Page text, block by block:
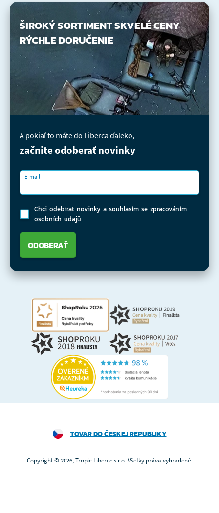
ŠIROKÝ SORTIMENTSKVELÉ CENY
RÝCHLE DORUČENIE
A pokiaľ to máte do Liberca ďaleko,
začnite odoberať novinky
E-mail
Chci odebírat novinky a souhlasím se zpracováním
osobních údajů
ODOBERAŤ
TOVAR DO ČESKEJ REPUBLIKY
Copyright © 2026, Tropic Liberec s.r.o. Všetky práva vyhradené.